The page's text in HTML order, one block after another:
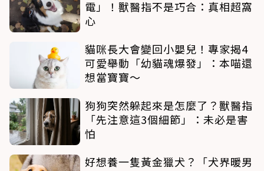
電」！獸醫指不是巧合：真相超窩
心
貓咪長大會變回小嬰兒！專家揭4
可愛舉動「幼貓魂爆發」：本喵還
想當寶寶～
狗狗突然躲起來是怎麼了？獸醫指
「先注意這3個細節」：未必是害
怕
好想養一隻黃金獵犬？「犬界暖男